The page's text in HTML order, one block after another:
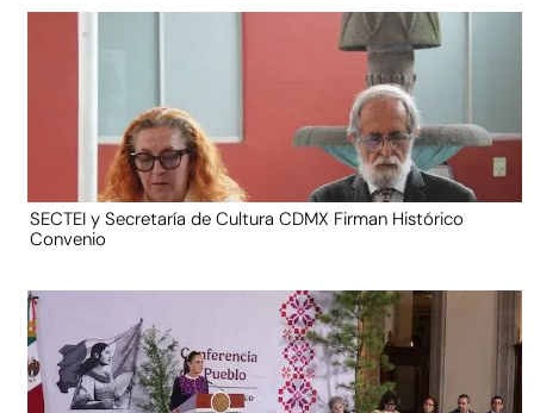
SECTEI y Secretaría de Cultura CDMX Firman Histórico
Convenio